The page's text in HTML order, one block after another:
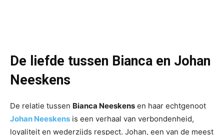
De liefde tussen Bianca en Johan
Neeskens
De relatie tussen Bianca Neeskens en haar echtgenoot
Johan Neeskens is een verhaal van verbondenheid,
loyaliteit en wederzijds respect. Johan, een van de meest